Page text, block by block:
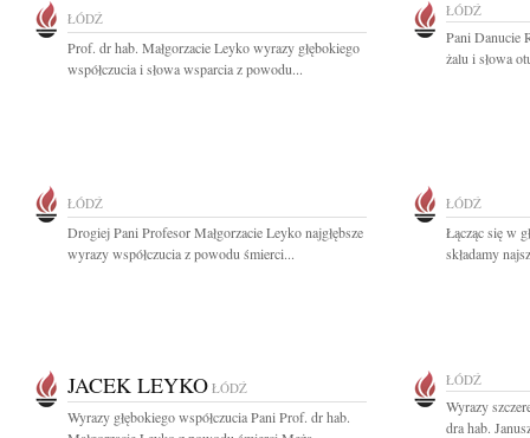
ŁÓDŹ
Prof. dr hab. Małgorzacie Leyko wyrazy głębokiego
współczucia i słowa wsparcia z powodu...
ŁÓDŹ
Pani Danucie
żalu i słowa
ŁÓDŹ
Drogiej Pani Profesor Małgorzacie Leyko najgłębsze
wyrazy współczucia z powodu śmierci...
ŁÓDŹ
Łącząc się w
składamy
JACEK LEYKO ŁÓDŹ
Wyrazy głębokiego współczucia Pani Prof. dr hab.
ŁÓDŹ
Wyrazy
dra hab.